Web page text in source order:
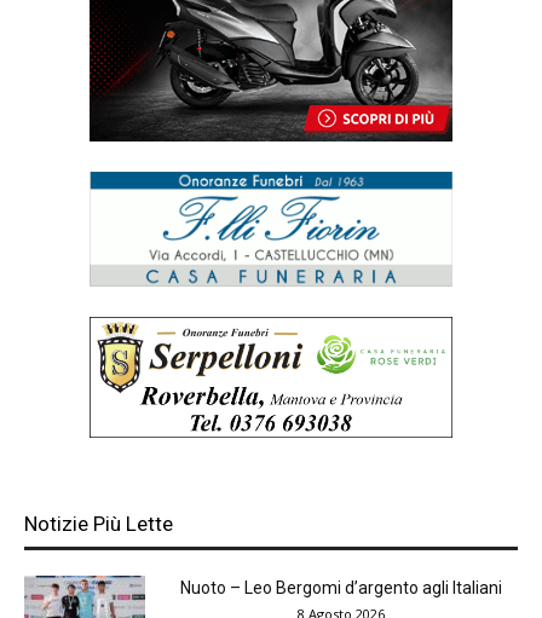
Notizie Più Lette
Nuoto – Leo Bergomi d’argento agli Italiani
8 Agosto 2026